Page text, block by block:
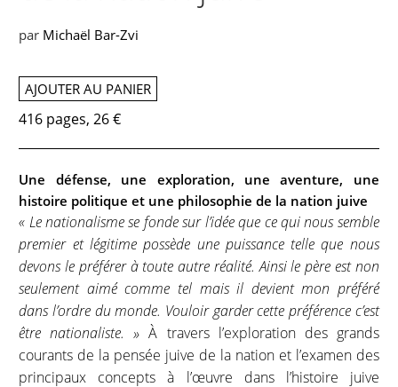
par Michaël Bar-Zvi
AJOUTER AU PANIER
416 pages, 26 €
Une défense, une exploration, une aventure, une
histoire politique et une philosophie de la nation juive
« Le nationalisme se fonde sur l’idée que ce qui nous semble
premier et légitime possède une puissance telle que nous
devons le préférer à toute autre réalité. Ainsi le père est non
seulement aimé comme tel mais il devient mon préféré
dans l’ordre du monde. Vouloir garder cette préférence c’est
être nationaliste. » À travers l’exploration des grands
courants de la pensée juive de la nation et l’examen des
principaux concepts à l’œuvre dans l’histoire juive